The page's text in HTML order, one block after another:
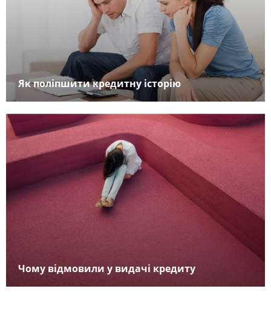
Як поліпшити кредитну історію
Чому відмовили у видачі кредиту